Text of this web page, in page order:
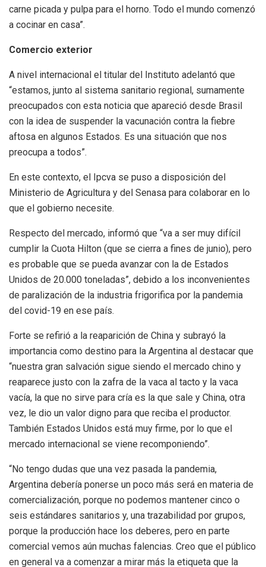
carne picada y pulpa para el horno. Todo el mundo comenzó
a cocinar en casa”.
Comercio exterior
A nivel internacional el titular del Instituto adelantó que
“estamos, junto al sistema sanitario regional, sumamente
preocupados con esta noticia que apareció desde Brasil
con la idea de suspender la vacunación contra la fiebre
aftosa en algunos Estados. Es una situación que nos
preocupa a todos”.
En este contexto, el Ipcva se puso a disposición del
Ministerio de Agricultura y del Senasa para colaborar en lo
que el gobierno necesite.
Respecto del mercado, informó que “va a ser muy difícil
cumplir la Cuota Hilton (que se cierra a fines de junio), pero
es probable que se pueda avanzar con la de Estados
Unidos de 20.000 toneladas”, debido a los inconvenientes
de paralización de la industria frigorifica por la pandemia
del covid-19 en ese país.
Forte se refirió a la reaparición de China y subrayó la
importancia como destino para la Argentina al destacar que
“nuestra gran salvación sigue siendo el mercado chino y
reaparece justo con la zafra de la vaca al tacto y la vaca
vacía, la que no sirve para cría es la que sale y China, otra
vez, le dio un valor digno para que reciba el productor.
También Estados Unidos está muy firme, por lo que el
mercado internacional se viene recomponiendo”.
“No tengo dudas que una vez pasada la pandemia,
Argentina debería ponerse un poco más será en materia de
comercialización, porque no podemos mantener cinco o
seis estándares sanitarios y, una trazabilidad por grupos,
porque la producción hace los deberes, pero en parte
comercial vemos aún muchas falencias. Creo que el público
en general va a comenzar a mirar más la etiqueta que la